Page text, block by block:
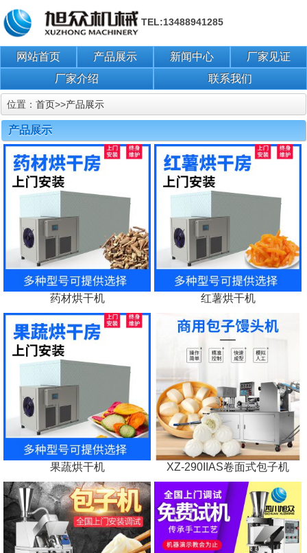
TEL:13488941285
网站首页 产品展示 新闻中心
厂家见证
厂家介绍
联系我们
位置： 首页>>产品展示
产品展示
药材烘干机 红薯烘干机
果蔬烘干机 XZ-290IIAS卷面式包子机